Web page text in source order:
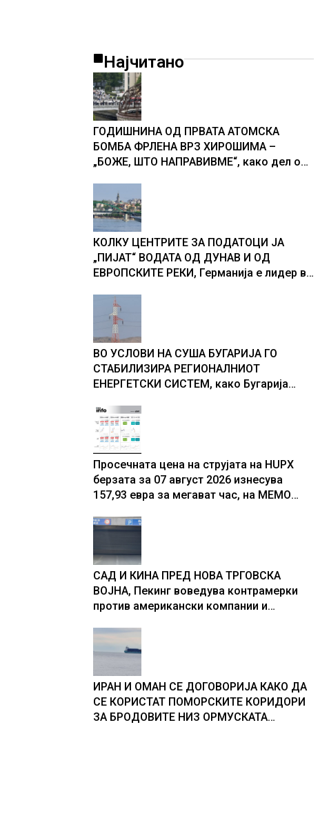
Најчитано
ГОДИШНИНА ОД ПРВАТА АТОМСКА
БОМБА ФРЛЕНА ВРЗ ХИРОШИМА –
„БОЖЕ, ШТО НАПРАВИВМЕ“, како дел од
учесниците во бомбардирањето го
доживуваа овој настан што го промени
текот на историјата
КОЛКУ ЦЕНТРИТЕ ЗА ПОДАТОЦИ ЈА
„ПИЈАТ“ ВОДАТА ОД ДУНАВ И ОД
ЕВРОПСКИТЕ РЕКИ, Германија е лидер во
податоци
ВО УСЛОВИ НА СУША БУГАРИЈА ГО
СТАБИЛИЗИРА РЕГИОНАЛНИОТ
ЕНЕРГЕТСКИ СИСТЕМ, како Бугарија
складирање на енергија од батерии
Просечната цена на струјата на HUPX
берзата за 07 август 2026 изнесува
157,93 евра за мегават час, на МЕМО
САД И КИНА ПРЕД НОВА ТРГОВСКА
ВОЈНА, Пекинг воведува контрамерки
против американски компании и
ИРАН И ОМАН СЕ ДОГОВОРИЈА КАКО ДА
СЕ КОРИСТАТ ПОМОРСКИТЕ КОРИДОРИ
ЗА БРОДОВИТЕ НИЗ ОРМУСКАТА